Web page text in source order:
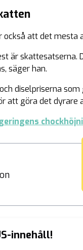
också att det mesta
är skattesatserna.
säger han.
diselpriserna
att göra det dyrare
innehåll!